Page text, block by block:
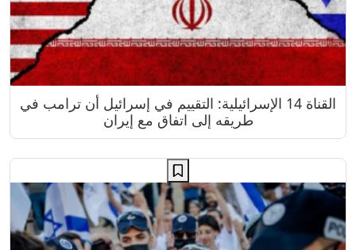
القناة 14 الإسرائيلية: التقييم في إسرائيل أن ترامب في
طريقه إلى اتفاق مع إيران